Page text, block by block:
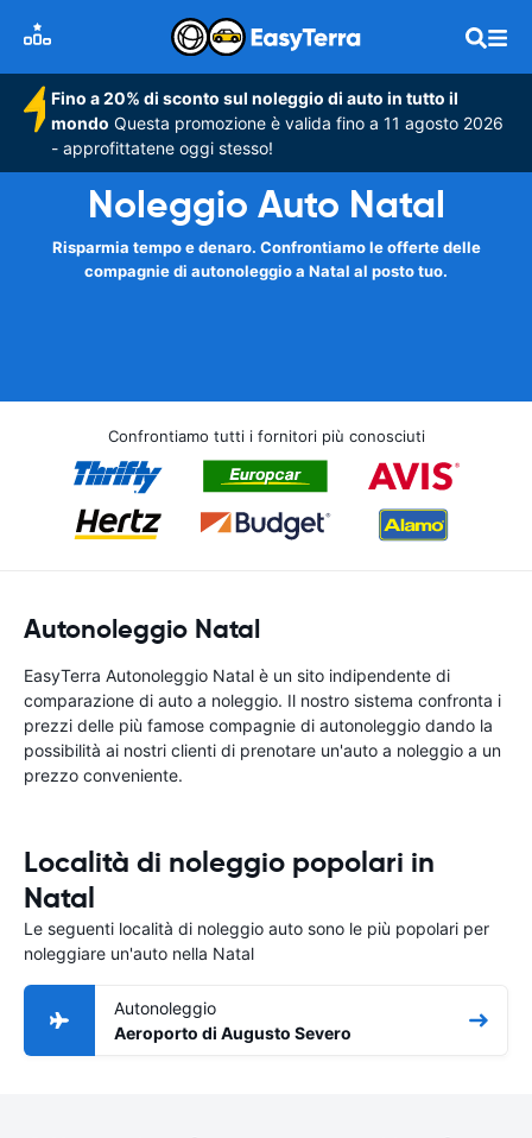
Fino a 20% di sconto sul noleggio di auto in tutto il
mondo Questa promozione è valida fino a 11 agosto 2026
- approfittatene oggi stesso!
Noleggio Auto Natal
Risparmia tempo e denaro. Confrontiamo le offerte delle
compagnie di autonoleggio a Natal al posto tuo.
Confrontiamo tutti i fornitori più conosciuti
Autonoleggio Natal
EasyTerra Autonoleggio Natal è un sito indipendente di
comparazione di auto a noleggio. Il nostro sistema confronta i
prezzi delle più famose compagnie di autonoleggio dando la
possibilità ai nostri clienti di prenotare un'auto a noleggio a un
prezzo conveniente.
Località di noleggio popolari in
Natal
Le seguenti località di noleggio auto sono le più popolari per
noleggiare un'auto nella Natal
Autonoleggio
Aeroporto di Augusto Severo